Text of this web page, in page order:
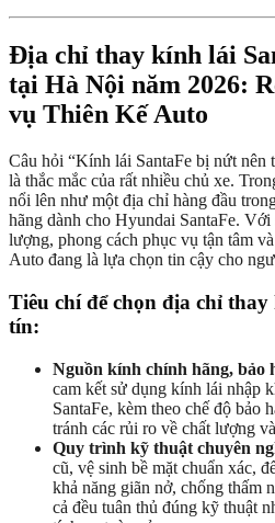
Địa chỉ thay kính lái
tại Hà Nội năm 2026:
vụ Thiên Kế Auto
Câu hỏi “Kính lái SantaFe bị nứt nên
là thắc mắc của rất nhiều chủ xe.
nổi lên như một địa chỉ hàng đầu
hãng dành cho Hyundai SantaFe.
lượng, phong cách phục vụ tận tâm
Auto đang là lựa chọn tin cậy cho
Tiêu chí để chọn địa chỉ
tín:
Nguồn kính chính hãng, bảo
cam kết sử dụng kính lái nhập
SantaFe, kèm theo chế độ bảo
tránh các rủi ro về chất lượng
Quy trình kỹ thuật chuyên
cũ, vệ sinh bề mặt chuẩn xác,
khả năng giãn nở, chống thấm
cả đều tuân thủ đúng kỹ thuật